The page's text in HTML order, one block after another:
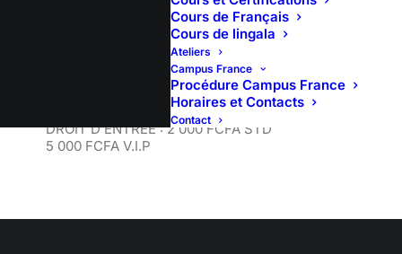
Cours de Français
Cours de lingala
Ateliers
Campus France
Procédure Campus France
Horaires et Contacts
Contact
NKUNGA MIA BUNDU DIA
DROIT D’ENTRÉE : 2 000 FCFA STD
5 000 FCFA V.I.P
Salle Savorgnan de Brazza